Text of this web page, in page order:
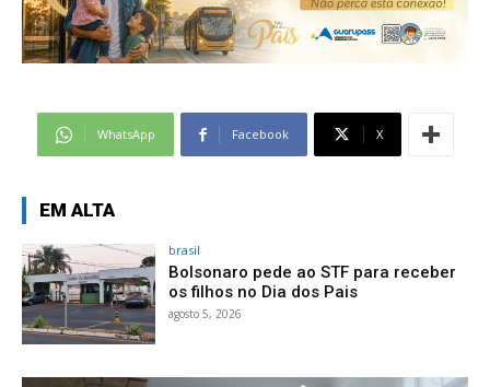
WhatsApp Facebook X
EM ALTA
brasil
Bolsonaro pede ao STF para receber
os filhos no Dia dos Pais
agosto 5, 2026